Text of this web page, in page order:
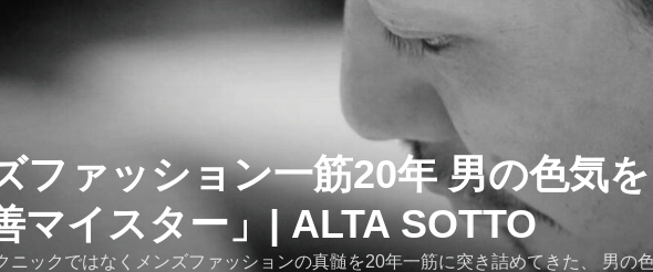
ファッション一筋20年 男の色気
マイスター」| ALTA SOTTO
ニックではなくメンズファッションの真髄を20年一筋に突き詰めてきた、 男の